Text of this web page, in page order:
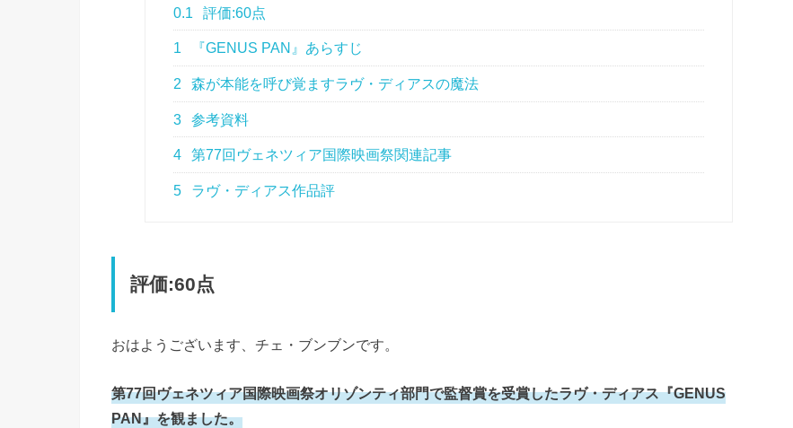
0.1 評価:60点
1 『GENUS PAN』あらすじ
2 森が本能を呼び覚ますラヴ・ディアスの魔法
3 参考資料
4 第77回ヴェネツィア国際映画祭関連記事
5 ラヴ・ディアス作品評
評価:60点
おはようございます、チェ・ブンブンです。
第77回ヴェネツィア国際映画祭オリゾンティ部門で監督賞を受賞したラヴ・ディアス『GENUS
PAN』を観ました。